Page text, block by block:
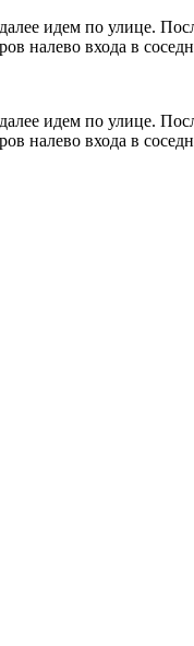
идем по улице.
налево входа в
идем по улице.
налево входа в